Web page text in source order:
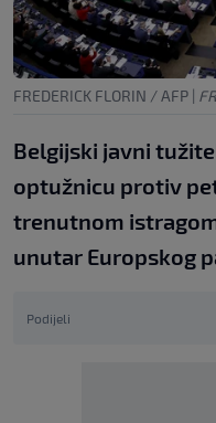
FREDERICK FLORIN / AFP |
Belgijski javni
optužnicu protiv
trenutnom
unutar Europskog
Podijeli